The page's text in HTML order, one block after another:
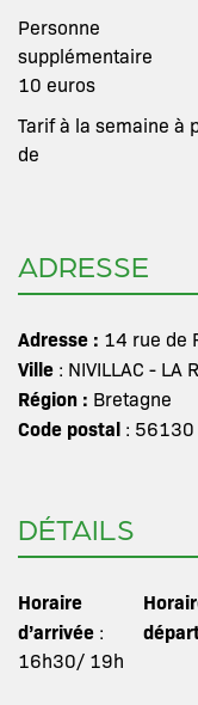
Personne
10 euros
Tarif à la semaine à
de
ADRESSE
Adresse : 14 rue de
Ville : NIVILLAC - LA
Région : Bretagne
Code postal : 56130
DÉTAILS
Horaire
d’arrivée :
16h30/ 19h